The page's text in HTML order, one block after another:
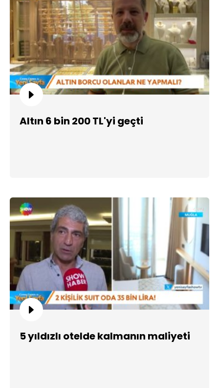
Altın 6 bin 200 TL'yi geçti
5 yıldızlı otelde kalmanın maliyeti